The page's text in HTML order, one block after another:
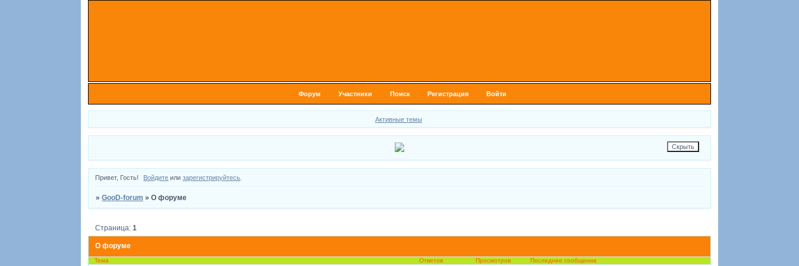
Форум Участники Поиск Регистрация Войти
Активные темы
Привет, Гость! Войдите илизарегистрируйтесь
» GooD-forum » О форуме
О форуме
Страница: 1
Тема Ответов Просмотров Последнее сообщение